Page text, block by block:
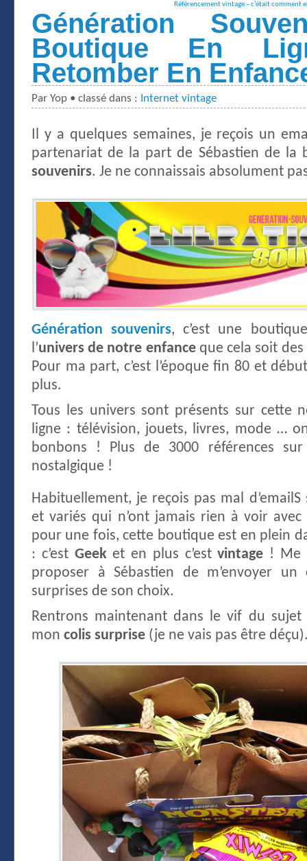
Référencement vintage – c’était comment
Génération
Boutique En
Retomber En
Par Yop • classé dans : Internet vintage
Il y a quelques semaines, je reçois un
partenariat de la part de Sébastien de la
souvenirs. Je ne connaissais absolument
Génération souvenirs, c’est une
l’univers de notre enfanceque cela soit des
Pour ma part, c’est l’époque fin 80 et
plus.
Tous les univers sont présents sur cette
ligne : télévision, jouets, livres, mode …
bonbons ! Plus de 3000 références
nostalgique !
Habituellement, je reçois pas mal
et variés qui n’ont jamais rien à voir
pour une fois, cette boutique est en plein
: c’est Geeket en plus c’estvintage ! Me
proposer à Sébastien de m’envoyer un
surprises de son choix.
Rentrons maintenant dans le vif du
mon colis surprise (je ne vais pas être